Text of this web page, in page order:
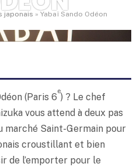
japonais » Yabaï Sando Odéon
(Paris 6
e
) ? Le chef
vous attend à deux pas
marché Saint-Germain pour
croustillant et bien
de l’emporter pour le